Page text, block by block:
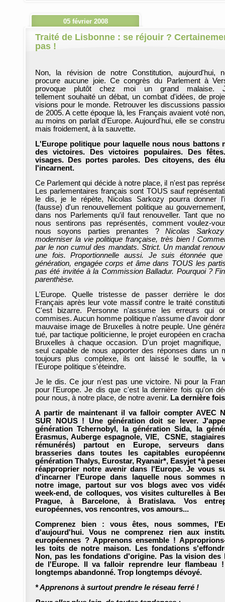
05 février 2008
Traité de Lisbonne : se réjouir ?
pas !
Non, la révision de notre Constitution, aujourd'hui,
procure aucune joie. Ce congrès du Parlement à
provoque plutôt chez moi un grand malaise.
tellement souhaité un débat, un combat d'idées, de
visions pour le monde. Retrouver les discussions
de 2005. A cette époque là, les Français avaient voté
au moins on parlait d'Europe. Aujourd'hui, elle se
mais froidement, à la sauvette.
L'Europe politique pour laquelle nous nous battons
des victoires. Des victoires populaires. Des
visages. Des portes paroles. Des citoyens, des
l'incarnent.
Ce Parlement qui décide à notre place, il n'est pas
Les parlementaires français sont TOUS sauf
le dis, je le répète, Nicolas Sarkozy pourra donner
(fausse) d'un renouvellement politique au
dans nos Parlements qu'il faut renouveller. Tant que
nous sentirons pas représentés, comment voulez-
nous soyons parties prenantes ?Nicolas
moderniser la vie politique française, très bien !
par le non cumul des mandats. Strict. Un mandat
une fois. Proportionnelle aussi. Je suis étonnée que
génération, engagée corps et âme dans TOUS les
pas été invitée à la Commission Balladur. Pourquoi ?
parenthèse.
L'Europe. Quelle tristesse de passer derrière le
Français après leur vote massif contre le traité
C'est bizarre. Personne n'assume les erreurs qui
commises. Aucun homme politique n'assume d'avoir
mauvaise image de Bruxelles à notre peuple. Une
tué, par tactique politicienne, le projet européen en
Bruxelles à chaque occasion. D'un projet magnifique,
seul capable de nous apporter des réponses dans un
toujours plus complexe, ils ont laissé le souffle, la
l'Europe politique s'éteindre.
Je le dis. Ce jour n'est pas une victoire. Ni pour la
pour l'Europe. Je dis que c'est la dernière fois qu'on
pour nous, à notre place, de notre avenir. La dernière
A partir de maintenant il va falloir compter AVEC
SUR NOUS ! Une génération doit se lever.
génération Tchernobyl, la génération Sida, la
Erasmus, Auberge espagnole, VIE, CSNE,
rémunérés) partout en Europe, serveurs
brasseries dans toutes les capitables
génération Thalys, Eurostar, Ryanair*, Easyjet *à
réapproprier notre avenir dans l'Europe. Je vous
d'incarner l'Europe dans laquelle nous sommes
notre image, partout sur vos blogs avec vos
week-end, de colloques, vos visites culturelles à
Prague, à Barcelone, à Bratislava. Vos
européennes, vos rencontres, vos amours...
Comprenez bien : vous êtes, nous sommes,
d'aujourd'hui. Vous ne comprenez rien aux
européennes ? Apprenons ensemble !
les toits de notre maison. Les fondations
Non, pas les fondations d'origine. Pas la vision des
de l'Europe. Il va falloir reprendre leur flambeau
longtemps abandonné. Trop longtemps dévoyé.
* Apprenons à surtout prendre le réseau ferré !